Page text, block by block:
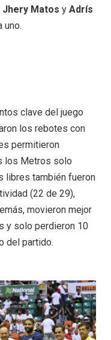
Jhery Matos y Adrís
uno.
clave del juego
los rebotes con
permitieron
los Metros solo
libres también fueron
(22 de 29),
movieron mejor
y solo perdieron 10
del partido.